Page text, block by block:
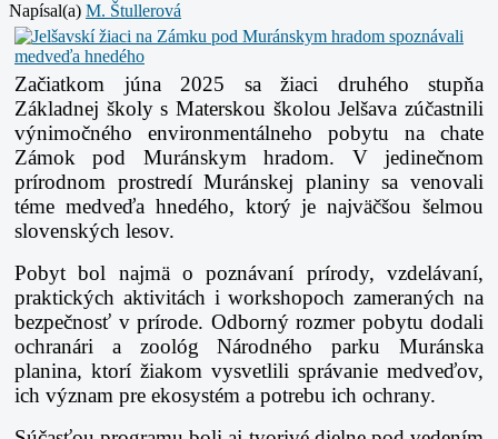
Napísal(a) M. Štullerová
Začiatkom júna 2025 sa žiaci druhého stupňa
Základnej školy s Materskou školou Jelšava zúčastnili
výnimočného environmentálneho pobytu na chate
Zámok pod Muránskym hradom. V jedinečnom
prírodnom prostredí Muránskej planiny sa venovali
téme medveďa hnedého, ktorý je najväčšou šelmou
slovenských lesov.
Pobyt bol najmä o poznávaní prírody, vzdelávaní,
praktických aktivitách i workshopoch zameraných na
bezpečnosť v prírode. Odborný rozmer pobytu dodali
ochranári a zoológ Národného parku Muránska
planina, ktorí žiakom vysvetlili správanie medveďov,
ich význam pre ekosystém a potrebu ich ochrany.